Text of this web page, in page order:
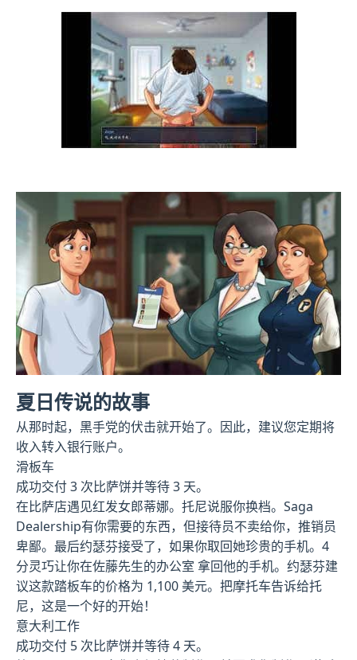
夏日传说的故事
从那时起，黑手党的伏击就开始了。因此，建议您定期将
收入转入银行账户。
滑板车
成功交付 3 次比萨饼并等待 3 天。
在比萨店遇见红发女郎蒂娜。托尼说服你换档。Saga
Dealership有你需要的东西，但接待员不卖给你，推销员
卑鄙。最后约瑟芬接受了，如果你取回她珍贵的手机。4
分灵巧让你在佐藤先生的办公室 拿回他的手机。约瑟芬建
议这款踏板车的价格为 1,100 美元。把摩托车告诉给托
尼，这是一个好的开始！
意大利工作
成功交付 5 次比萨饼并等待 4 天。